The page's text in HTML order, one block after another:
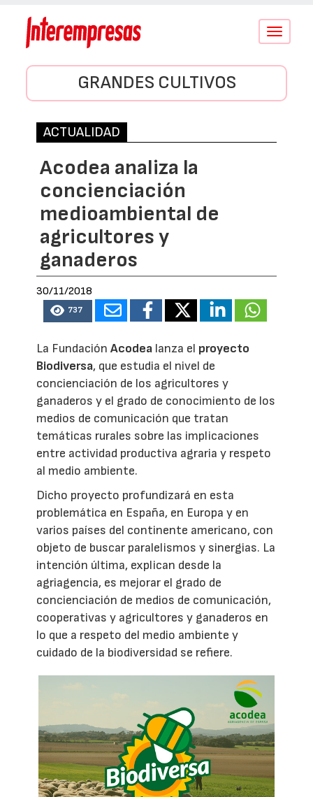
Conmutar
GRANDES CULTIVOS
ACTUALIDAD
Acodea analiza la
concienciación
medioambiental de
agricultores y
ganaderos
30/11/2018
737
La FundaciónAcodea lanza el proyecto
Biodiversa, que estudia el nivel de
concienciación de los agricultores y
ganaderos y el grado de conocimiento de los
medios de comunicación que tratan
temáticas rurales sobre las implicaciones
entre actividad productiva agraria y respeto
al medio ambiente.
Dicho proyecto profundizará en esta
problemática en España, en Europa y en
varios países del continente americano, con
objeto de buscar paralelismos y sinergias. La
intención última, explican desde la
agriagencia, es mejorar el grado de
concienciación de medios de comunicación,
cooperativas y agricultores y ganaderos en
lo que a respeto del medio ambiente y
cuidado de la biodiversidad se refiere.